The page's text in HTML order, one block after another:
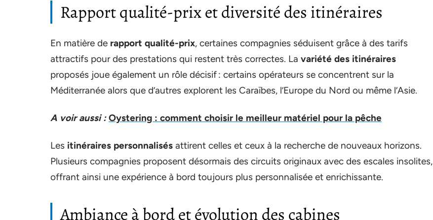
Rapport qualité-prix et diversité des itinéraires
En matière de rapport qualité-prix, certaines compagnies séduisent grâce à des tarifs
attractifs pour des prestations qui restent très correctes. La variété des itinéraires
proposés joue également un rôle décisif : certains opérateurs se concentrent sur la
Méditerranée alors que d’autres explorent les Caraïbes, l’Europe du Nord ou même l’Asie.
A voir aussi : Oystering : comment choisir le meilleur matériel pour la pêche
Les itinéraires personnalisés attirent celles et ceux à la recherche de nouveaux horizons.
Plusieurs compagnies proposent désormais des circuits originaux avec des escales insolites,
offrant ainsi une expérience à bord toujours plus personnalisée et enrichissante.
Ambiance à bord et évolution des cabines